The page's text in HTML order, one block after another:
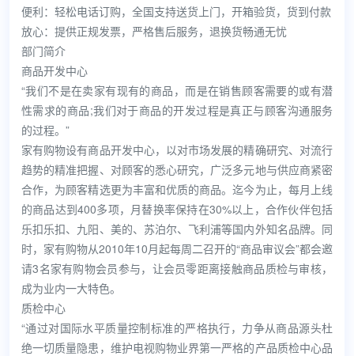
便利：轻松电话订购，全国支持送货上门，开箱验货，货到付款
放心：提供正规发票，严格售后服务，退换货畅通无忧
部门简介
商品开发中心
“我们不是在卖家有现有的商品，而是在销售顾客需要的或有潜
性需求的商品;我们对于商品的开发过程是真正与顾客沟通服务
的过程。”
家有购物设有商品开发中心，以对市场发展的精确研究、对流行
趋势的精准把握、对顾客的悉心研究，广泛多元地与供应商紧密
合作，为顾客精选更为丰富和优质的商品。迄今为止，每月上线
的商品达到400多项，月替换率保持在30%以上，合作伙伴包括
乐扣乐扣、九阳、美的、苏泊尔、飞利浦等国内外知名品牌。同
时，家有购物从2010年10月起每周二召开的“商品审议会”都会邀
请3名家有购物会员参与，让会员零距离接触商品质检与审核，
成为业内一大特色。
质检中心
“通过对国际水平质量控制标准的严格执行，力争从商品源头杜
绝一切质量隐患，维护电视购物业界第一严格的产品质检中心品